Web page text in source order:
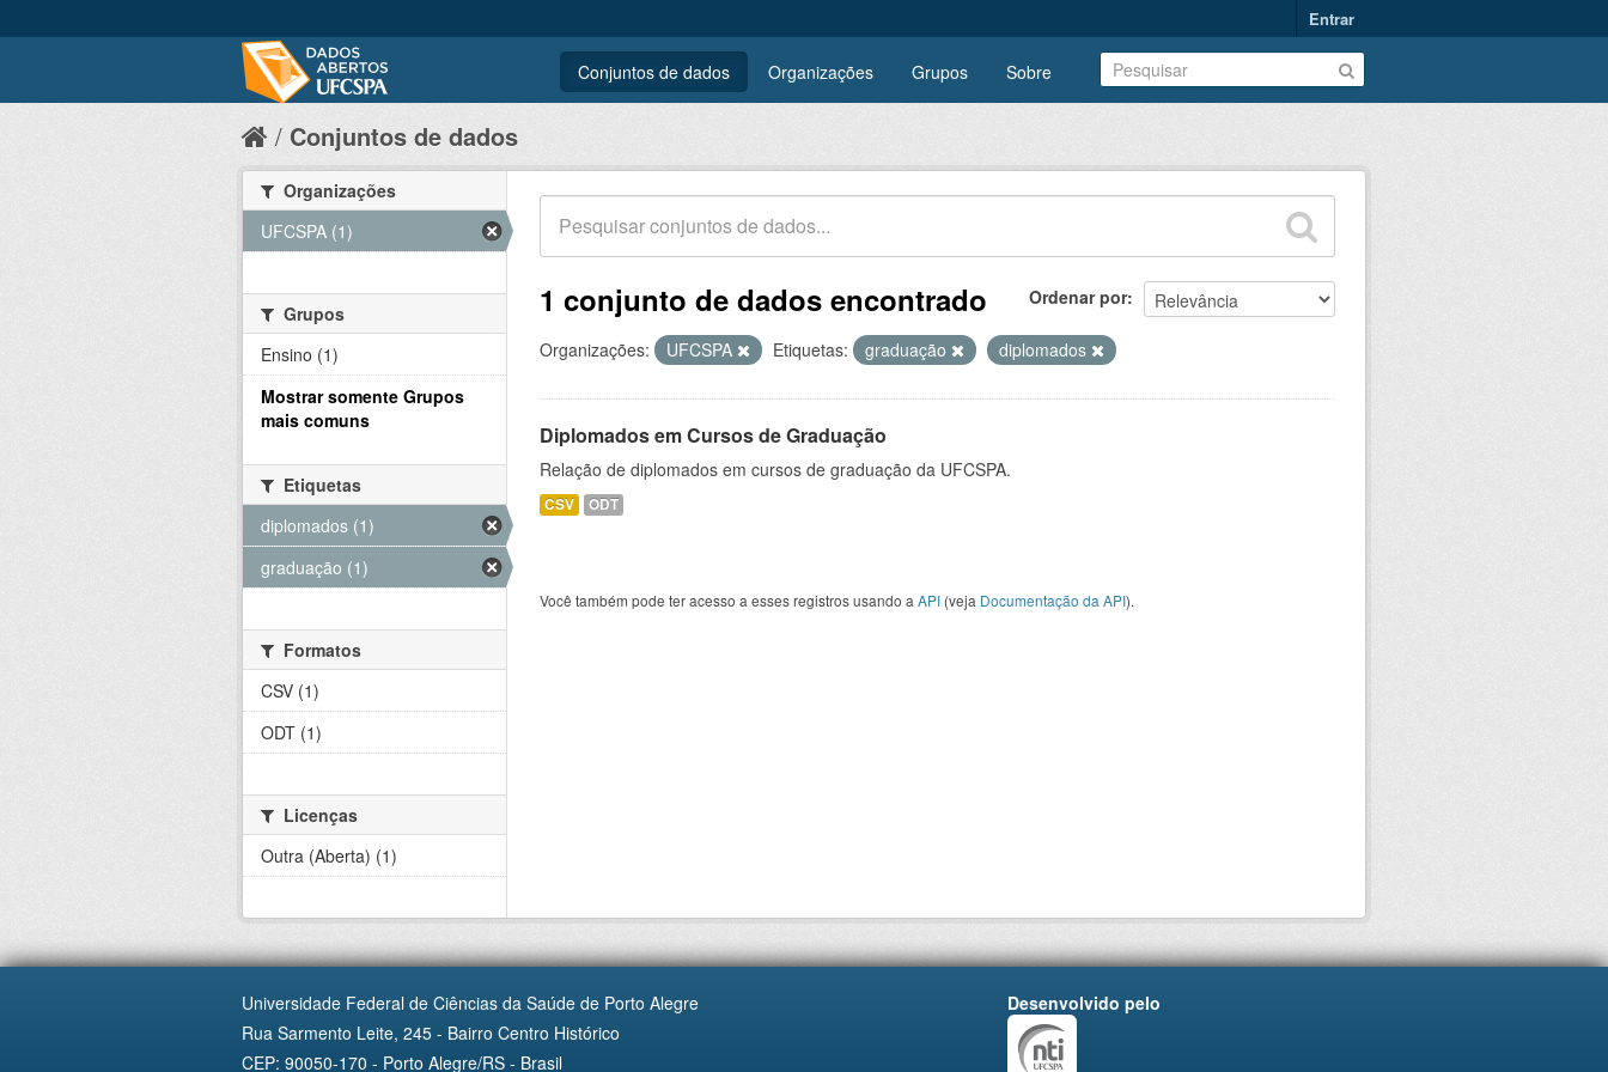
Entrar
Conjuntos de dados Organizações Grupos Sobre
Conjuntos de dados
Ordenar por
1 conjunto de dados encontrado
Organizações: UFCSPA Etiquetas: graduação diplomados
Diplomados em Cursos de Graduação
Relação de diplomados em cursos de graduação da UFCSPA.
CSV ODT
Você também pode ter acesso a esses registros usando a API (veja Documentação da API).
Organizações
UFCSPA (1)
Grupos
Ensino (1)
Mostrar somente Grupos
mais comuns
Etiquetas
diplomados (1)
graduação (1)
Formatos
CSV (1)
ODT (1)
Licenças
Outra (Aberta) (1)
Universidade Federal de Ciências da Saúde de Porto Alegre
Rua Sarmento Leite, 245 - Bairro Centro Histórico
CEP: 90050-170 - Porto Alegre/RS - Brasil
Desenvolvido pelo